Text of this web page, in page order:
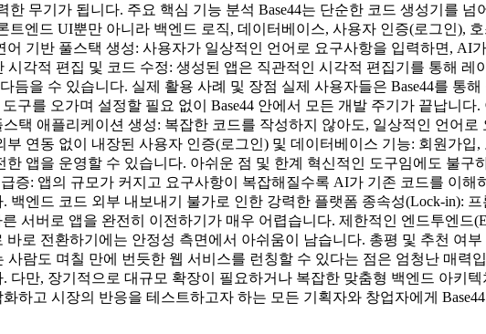
무기가 됩니다. 주요 핵심 기능 분석 Base44는 단순한 코드 생성기를 넘
엔드 UI뿐만 아니라 백엔드 로직, 데이터베이스, 사용자 인증(로그인),
기반 풀스택 생성: 사용자가 일상적인 언어로 요구사항을 입력하면, AI
각적 편집 및 코드 수정: 생성된 앱은 직관적인 시각적 편집기를 통해 레
을 수 있습니다. 실제 활용 사례 및 장점 실제 사용자들은 Base44를 통
구를 오가며 설정할 필요 없이 Base44 안에서 모든 개발 주기가 끝납니다
택 애플리케이션 생성: 복잡한 코드를 작성하지 않아도, 일상적인 언어로
연동 없이 내장된 사용자 인증(로그인) 및 데이터베이스 기능: 회원가입
앱을 운영할 수 있습니다. 아쉬운 점 및 한계 혁신적인 도구임에도 불구
증: 앱의 규모가 커지고 요구사항이 복잡해질수록 AI가 기존 코드를 이해
엔드 코드 외부 내보내기 불가로 인한 강력한 플랫폼 종속성(Lock-in):
서버로 앱을 완전히 이전하기가 매우 어렵습니다. 제한적인 엔드투엔드
로 전환하기에는 안정성 측면에서 아쉬움이 남습니다. 총평 및 추천 여부
람도 며칠 만에 번듯한 웹 서비스를 런칭할 수 있다는 점은 엄청난 매력
만, 장기적으로 대규모 확장이 필요하거나 복잡한 맞춤형 백엔드 아키
하고 시장의 반응을 테스트하고자 하는 모든 기획자와 창업자에게